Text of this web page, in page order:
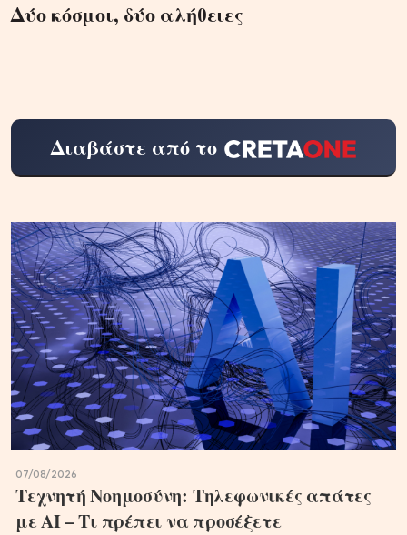
Δύο κόσμοι, δύο αλήθειες
Διαβάστε από το
07/08/2026
Τεχνητή Νοημοσύνη: Τηλεφωνικές απάτες
με ΑΙ – Τι πρέπει να προσέξετε